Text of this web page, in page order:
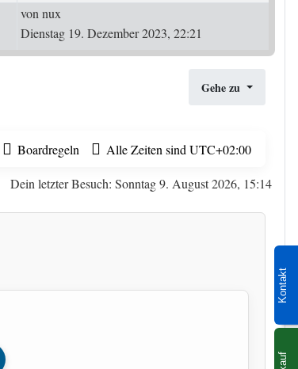
Kontakt
ZugriffeLetzter Beitrag
vonnux
Dienstag 19. Dezember 2023, 22:21
Gehe zu
Boardregeln Alle Zeiten sind UTC+02:00
Dein letzter Besuch: Sonntag 9. August 2026, 15:14